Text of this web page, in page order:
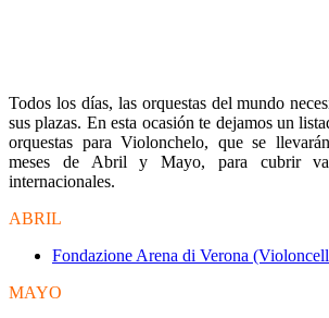
Todos los días, las orquestas del mundo
sus plazas. En esta ocasión te dejamos un
orquestas para Violonchelo, que se
meses de Abril y Mayo, para cubrir
internacionales.
ABRIL
Fondazione Arena di Verona
MAYO